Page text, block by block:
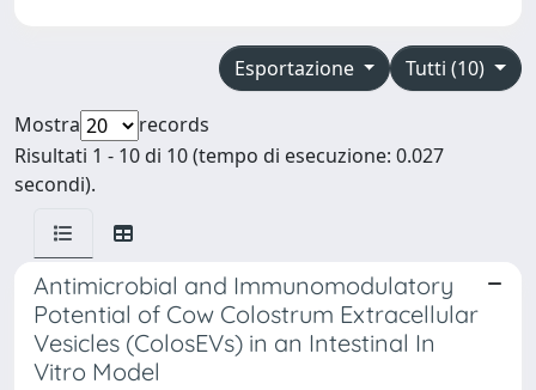
Tutti (10)
Esportazione
Mostra
records
Risultati 1 - 10 di 10 (tempo di esecuzione: 0.027
secondi).
Antimicrobial and Immunomodulatory
Potential of Cow Colostrum Extracellular
Vesicles (ColosEVs) in an Intestinal In
Vitro Model